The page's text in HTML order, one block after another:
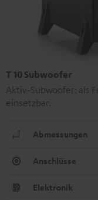
T 10 Subwoofer
Aktiv-Subwoofer: als
einsetzbar.
Abmessungen
Anschlüsse
Elektronik